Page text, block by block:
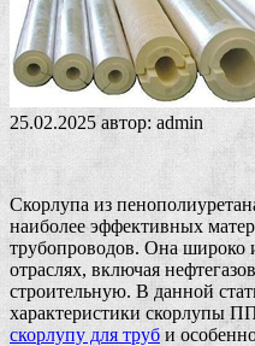
25.02.2025автор: admin
Скорлупа из
наиболее эффективных
трубопроводов. Она широко
отраслях, включая
строительную. В данной
характеристики скорлупы
скорлупу для труб и